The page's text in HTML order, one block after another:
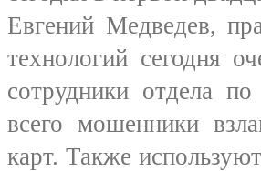
Евгений Медведев,
технологий сегодня
сотрудники отдела
всего мошенники
карт. Также